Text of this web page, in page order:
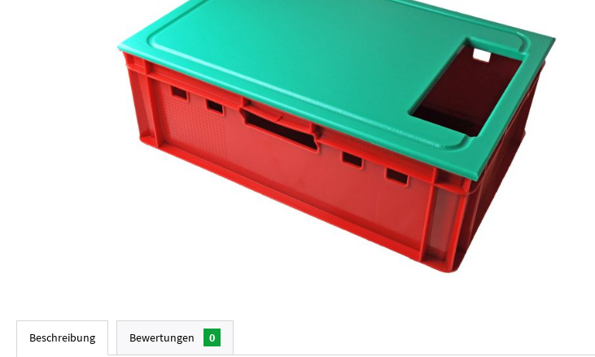
Beschreibung Bewertungen 0